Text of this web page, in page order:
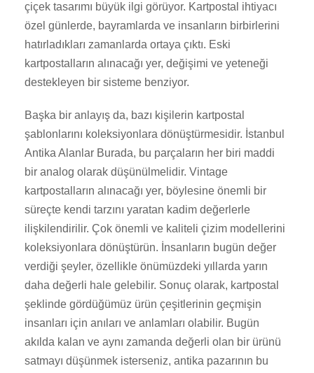
çiçek tasarımı büyük ilgi görüyor. Kartpostal ihtiyacı
özel günlerde, bayramlarda ve insanların birbirlerini
hatırladıkları zamanlarda ortaya çıktı. Eski
kartpostalların alınacağı yer, değişimi ve yeteneği
destekleyen bir sisteme benziyor.
Başka bir anlayış da, bazı kişilerin kartpostal
şablonlarını koleksiyonlara dönüştürmesidir. İstanbul
Antika Alanlar Burada, bu parçaların her biri maddi
bir analog olarak düşünülmelidir. Vintage
kartpostalların alınacağı yer, böylesine önemli bir
süreçte kendi tarzını yaratan kadim değerlerle
ilişkilendirilir. Çok önemli ve kaliteli çizim modellerini
koleksiyonlara dönüştürün. İnsanların bugün değer
verdiği şeyler, özellikle önümüzdeki yıllarda yarın
daha değerli hale gelebilir. Sonuç olarak, kartpostal
şeklinde gördüğümüz ürün çeşitlerinin geçmişin
insanları için anıları ve anlamları olabilir. Bugün
akılda kalan ve aynı zamanda değerli olan bir ürünü
satmayı düşünmek isterseniz, antika pazarının bu